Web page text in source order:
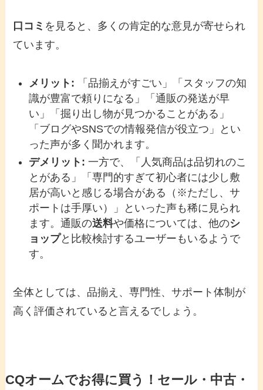
口コミ を見ると、多くの肯定的な意見が寄せられ
ています。
メリット: 「品揃えがすごい」「スタッフの知
識が豊富で頼りになる」「通販の発送が早
い」「掘り出し物が見つかることがある」
「ブログやSNSでの情報発信が役立つ」とい
った声が多く聞かれます。
デメリット: 一方で、「人気商品は品切れのこ
とがある」「専門的すぎて初心者には少し敷
居が高いと感じる場合がある（※ただし、サ
ポートは手厚い）」といった声も稀に見られ
ます。通販の送料や価格については、他のシ
ョップと比較検討するユーザーもいるようで
す。
全体としては、品揃え、専門性、サポート体制が
高く評価されていると言えるでしょう。
CQオームでお得に買う！セール・中古・